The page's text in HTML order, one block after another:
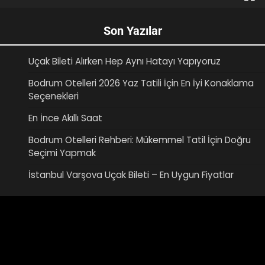
Son Yazılar
Uçak Bileti Alırken Hep Aynı Hatayı Yapıyoruz
Bodrum Otelleri 2026 Yaz Tatili İçin En İyi Konaklama
Seçenekleri
En İnce Akıllı Saat
Bodrum Otelleri Rehberi: Mükemmel Tatil İçin Doğru
Seçimi Yapmak
İstanbul Varşova Uçak Bileti – En Uygun Fiyatlar